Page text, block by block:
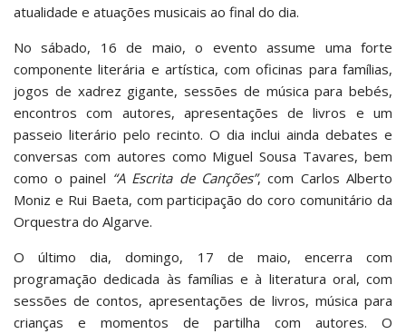
atualidade e atuações musicais ao final do dia.
No sábado, 16 de maio, o evento assume uma forte
componente literária e artística, com oficinas para famílias,
jogos de xadrez gigante, sessões de música para bebés,
encontros com autores, apresentações de livros e um
passeio literário pelo recinto. O dia inclui ainda debates e
conversas com autores como Miguel Sousa Tavares, bem
como o painel “A Escrita de Canções”, com Carlos Alberto
Moniz e Rui Baeta, com participação do coro comunitário da
Orquestra do Algarve.
O último dia, domingo, 17 de maio, encerra com
programação dedicada às famílias e à literatura oral, com
sessões de contos, apresentações de livros, música para
crianças e momentos de partilha com autores. O